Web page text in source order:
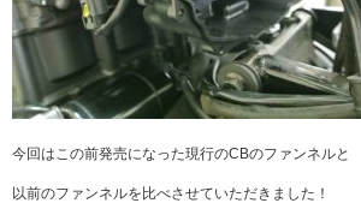
今回はこの前発売になった現行のCBのファンネルと
以前のファンネルを比べさせていただきました！